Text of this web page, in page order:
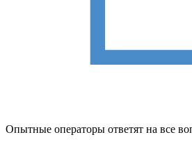
Опытные операторы ответят на все